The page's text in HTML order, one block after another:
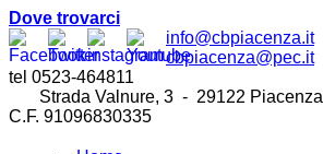
Dove trovarci
info@cbpiacenza.it
cbpiacenza@pec.it
tel 0523-464811
Strada Valnure, 3 - 29122 Piacenza
C.F. 91096830335